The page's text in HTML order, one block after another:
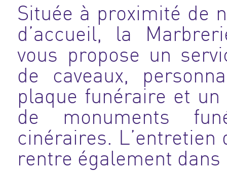
Située à proximité de
d’accueil, la
vous propose un
de caveaux,
plaque funéraire et
de monuments
cinéraires. L’entretien
rentre également